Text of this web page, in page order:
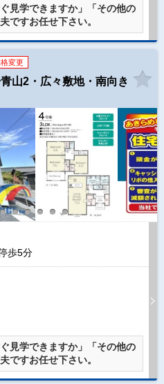
見学できますか」「その他の
ですお任せ下さい。
変更
山2・広々敷地・南向き
歩5分
見学できますか」「その他の
ですお任せ下さい。